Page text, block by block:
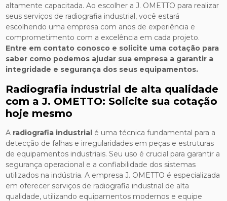
altamente capacitada. Ao escolher a J. OMETTO para realizar
seus serviços de radiografia industrial, você estará
escolhendo uma empresa com anos de experiência e
comprometimento com a excelência em cada projeto.
Entre em contato conosco e solicite uma cotação para
saber como podemos ajudar sua empresa a garantir a
integridade e segurança dos seus equipamentos.
Radiografia industrial de alta qualidade
com a J. OMETTO: Solicite sua cotação
hoje mesmo
A radiografia industrial é uma técnica fundamental para a
detecção de falhas e irregularidades em peças e estruturas
de equipamentos industriais. Seu uso é crucial para garantir a
segurança operacional e a confiabilidade dos sistemas
utilizados na indústria. A empresa J. OMETTO é especializada
em oferecer serviços de radiografia industrial de alta
qualidade, utilizando equipamentos modernos e equipe